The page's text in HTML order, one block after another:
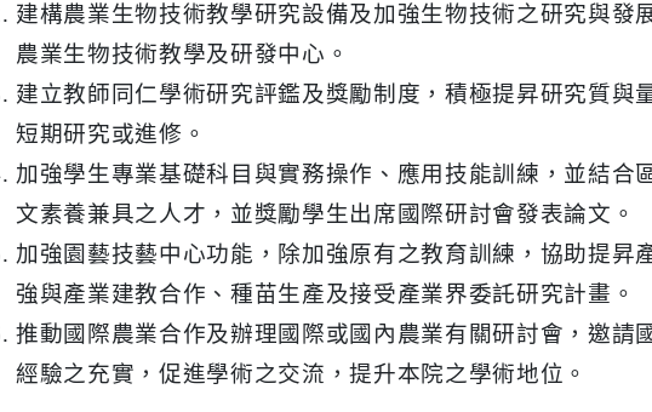
建構農業生物技術教學研究設備及加強生物技術之研究與發
農業生物技術教學及研發中心。
建立教師同仁學術研究評鑑及獎勵制度，積極提昇研究質與
短期研究或進修。
加強學生專業基礎科目與實務操作、應用技能訓練，並結合
文素養兼具之人才，並獎勵學生出席國際研討會發表論文。
加強園藝技藝中心功能，除加強原有之教育訓練，協助提昇
強與產業建教合作、種苗生產及接受產業界委託研究計畫。
推動國際農業合作及辦理國際或國內農業有關研討會，邀請
經驗之充實，促進學術之交流，提升本院之學術地位。